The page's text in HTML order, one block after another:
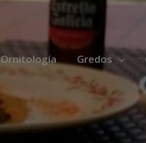
Ornitología Gredos